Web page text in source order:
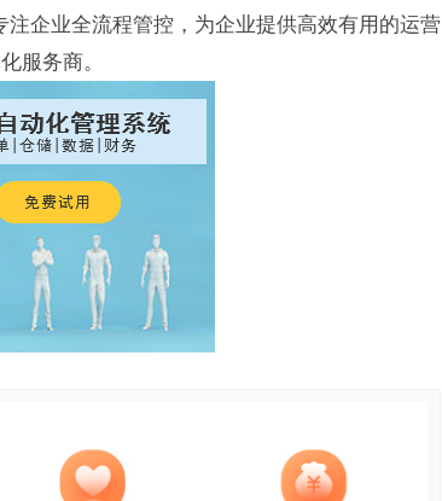
企业全流程管控，为企业提供高效有用的运营
服务商。